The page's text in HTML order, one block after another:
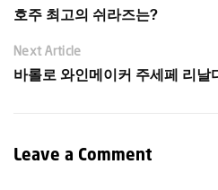
호주 최고의 쉬라즈는?
Next Article
바롤로 와인메이커 주세페 리날
Leave a Comment